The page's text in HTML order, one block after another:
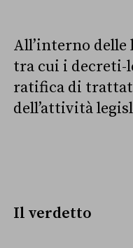
All’interno
tra cui i decreti-
ratifica di
dell’attività
Il verdetto